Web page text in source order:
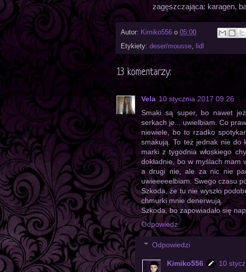
zagęszczająca: karagen,
Autor: Kimiko556 o 05:00
Etykiety: deser/mousse, lidl
13 komentarzy:
Vela 10 stycznia 2017 09:26
Smaki są super, bo nawet
serkach je... uwielbiam. Co
niewiele, bo to rzadko
smakują. To też jednak nie do
marki z tygodnia włoskiego
dokładnie, bo w myślach mam
a drugi nie, ale za nic nie
uwieeeeelbiam. Swego czasu
Szkoda, że tu nie wyszło
chmurki mnie denerwują.
Szkoda, bo zapowiadało się
Odpowiedz
Odpowiedzi
Kimiko556
10